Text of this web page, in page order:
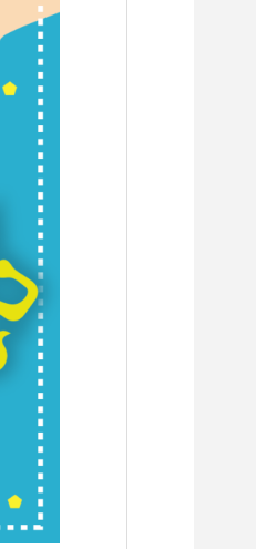
８月のワークショップのお知
らせです。